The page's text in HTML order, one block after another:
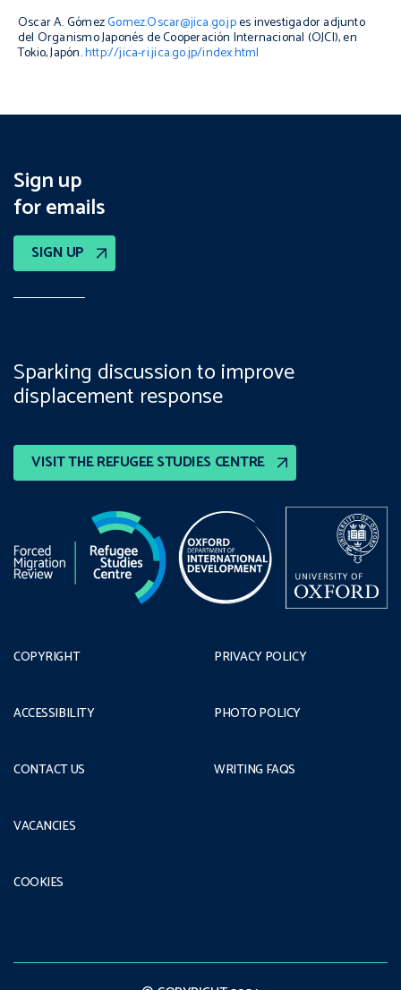
Oscar A. GómezGomez.Oscar@jica.go.jpes investigador adjunto
del Organismo Japonés de Cooperación Internacional (OJCI), en
Tokio, Japón.http://jica-ri.jica.go.jp/index.html
Sign up
for emails
SIGN UP
VISIT THE REFUGEE STUDIES CENTRE
Sparking discussion to improve
displacement response
COPYRIGHT
ACCESSIBILITY
CONTACT US
PRIVACY POLICY
PHOTO POLICY
WRITING FAQS
VACANCIES
COOKIES